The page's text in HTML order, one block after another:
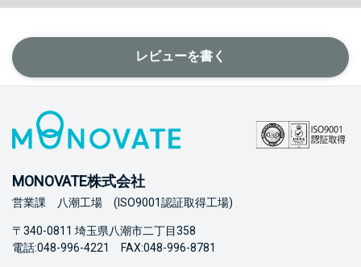
レビューを書く
MONOVATE株式会社
営業課 八潮工場 (ISO9001認証取得工場)
〒340-0811 埼玉県八潮市二丁目358
電話:048-996-4221 FAX:048-996-8781